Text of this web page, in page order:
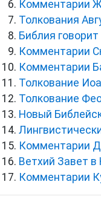
Комментарии
Толкования
Библия говорит
Комментарии
Комментарии
Толкование
Толкование
Новый
Комментарии
Ветхий Завет
Комментарии